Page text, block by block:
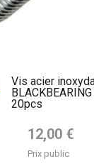
Vis acier
20pcs
Prix de base
12,00 €
Prix public